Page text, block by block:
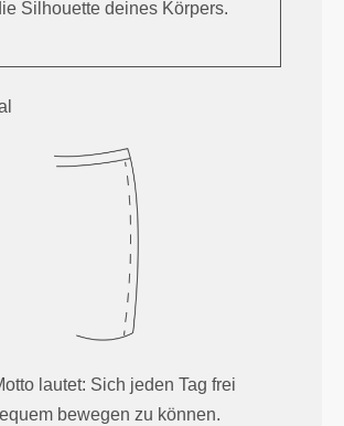
Silhouette deines Körpers.
lautet: Sich jeden Tag frei
bewegen zu können.